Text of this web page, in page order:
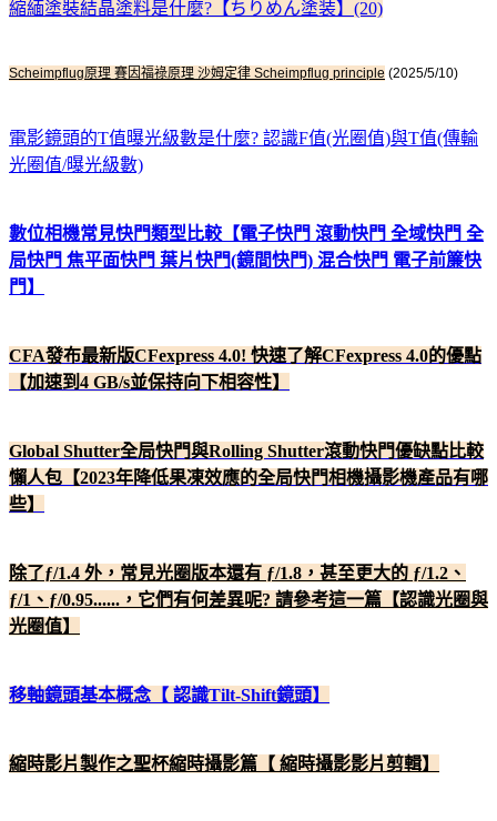
縮緬塗裝結晶塗料是什麼?【ちりめん塗装】(20)
Scheimpflug原理 賽因福祿原理 沙姆定律 Scheimpflug principle (2025/5/10)
電影鏡頭的T值曝光級數是什麼? 認識F值(光圈值)與T值(傳輸
光圈值/曝光級數)
數位相機常見快門類型比較【電子快門 滾動快門 全域快門 全
局快門 焦平面快門 葉片快門(鏡間快門) 混合快門 電子前簾快
門】
CFA發布最新版CFexpress 4.0! 快速了解CFexpress 4.0的優點
【加速到4 GB/s並保持向下相容性】
Global Shutter全局快門與Rolling Shutter滾動快門優缺點比較
懶人包【2023年降低果凍效應的全局快門相機攝影機產品有哪
些】
除了ƒ/1.4 外，常見光圈版本還有 ƒ/1.8，甚至更大的 ƒ/1.2、
ƒ/1、ƒ/0.95......，它們有何差異呢? 請參考這一篇【認識光圈與
光圈值】
移軸鏡頭基本概念【 認識Tilt-Shift鏡頭】
縮時影片製作之聖杯縮時攝影篇【 縮時攝影影片剪輯】